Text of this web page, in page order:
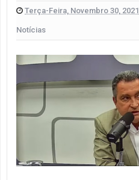
Terça-Feira, Novembro 30, 2021
Notícias